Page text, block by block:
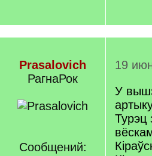
Prasalovich
РагнаРок
Сообщений:
19
У
Турэц